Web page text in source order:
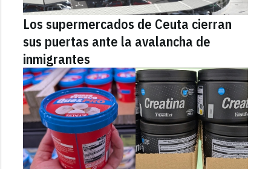
Los supermercados de Ceuta cierran
sus puertas ante la avalancha de
inmigrantes